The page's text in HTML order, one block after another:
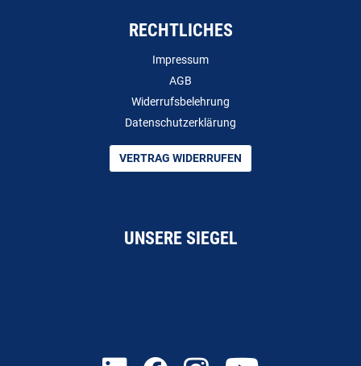
RECHTLICHES
Impressum
AGB
Widerrufsbelehrung
Datenschutzerklärung
VERTRAG WIDERRUFEN
UNSERE SIEGEL